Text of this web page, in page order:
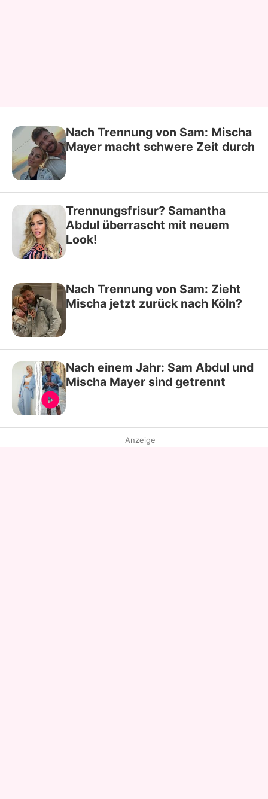
Nach Trennung von Sam: Mischa
Mayer macht schwere Zeit durch
Trennungsfrisur? Samantha
Abdul überrascht mit neuem
Look!
Nach Trennung von Sam: Zieht
Mischa jetzt zurück nach Köln?
Nach einem Jahr: Sam Abdul und
Mischa Mayer sind getrennt
Anzeige